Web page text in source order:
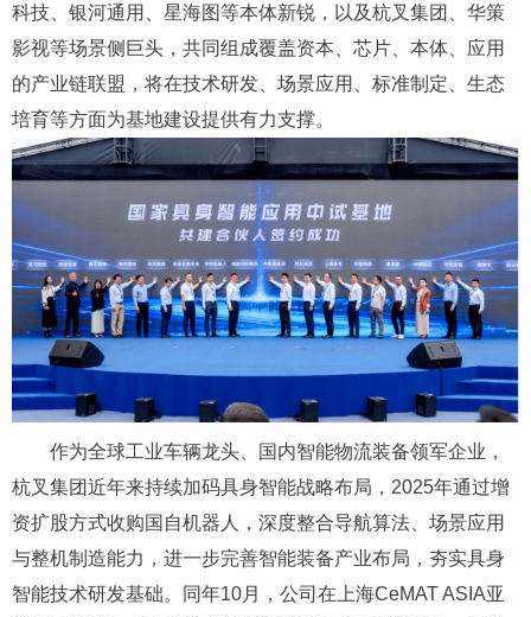
科技、银河通用、星海图等本体新锐，以及杭叉集团、华策
影视等场景侧巨头，共同组成覆盖资本、芯片、本体、应用
的产业链联盟，将在技术研发、场景应用、标准制定、生态
培育等方面为基地建设提供有力支撑。
作为全球工业车辆龙头、国内智能物流装备领军企业，
杭叉集团近年来持续加码具身智能战略布局，2025年通过增
资扩股方式收购国自机器人，深度整合导航算法、场景应用
与整机制造能力，进一步完善智能装备产业布局，夯实具身
智能技术研发基础。同年10月，公司在上海CeMAT ASIA亚